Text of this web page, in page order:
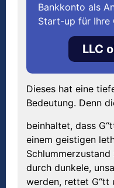
Bankkonto als
Start-up für Ihre
LLC
Dieses hat eine
Bedeutung. Denn
beinhaltet, dass
einem geistigen
durch dunkele,
werden, rettet G“tt